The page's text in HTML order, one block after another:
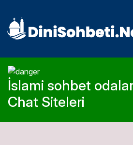
İslami sohbet
Chat Siteleri